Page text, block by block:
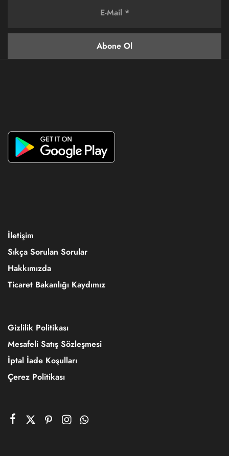
İletişim
Sıkça Sorulan Sorular
Hakkımızda
Ticaret Bakanlığı Kaydımız
Gizlilik Politikası
Mesafeli Satış Sözleşmesi
İptal İade Koşulları
Çerez Politikası